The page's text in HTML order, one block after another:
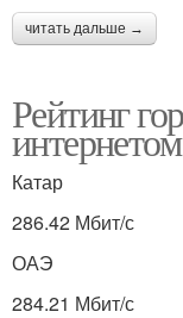
читать дальше →
Рейтинг
Катар
286.42 Мбит/с
ОАЭ
284.21 Мбит/с